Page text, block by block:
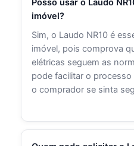
Posso usar o Laudo
imóvel?
Sim, o Laudo NR10 é
imóvel, pois comprova
elétricas seguem as
pode facilitar o
o comprador se sinta